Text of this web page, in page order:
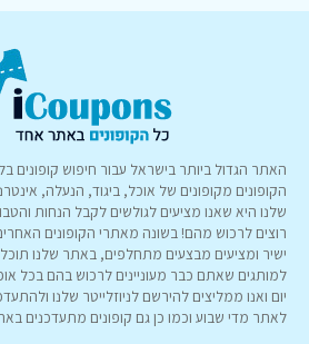
האתר הגדול ביותר בישראל עבור חיפוש קופונים
הקופונים מקופונים של אוכל, ביגוד, הנעלה,
שלנו היא שאנו מציעים לגולשים לקבל הנחות
רוצים לרכוש מהם! בשונה מאתרי הקופונים
ישיר ומציעים מבצעים מתחלפים, באתר שלנו
למותגים שאתם כבר מעוניינים לרכוש בהם בכל
יום ואנו ממליצים להירשם לניוזלייטר שלנו
לאתר מדי שבוע וכמו כן גם קופונים מתעדכנים